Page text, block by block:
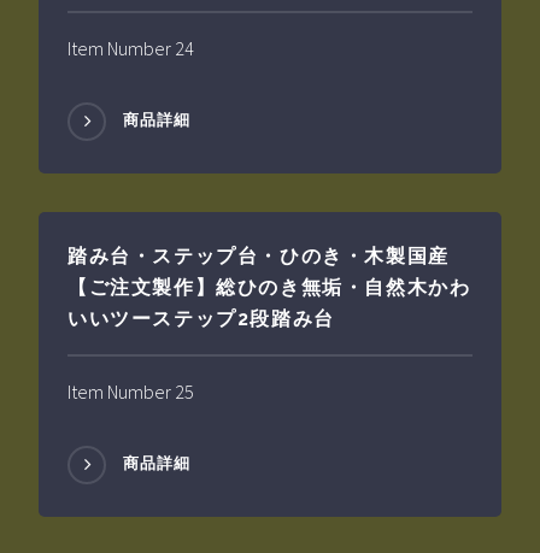
Item Number 24
商品詳細
踏み台・ステップ台・ひのき・木製国産
【ご注文製作】総ひのき無垢・自然木かわ
いいツーステップ2段踏み台
Item Number 25
商品詳細